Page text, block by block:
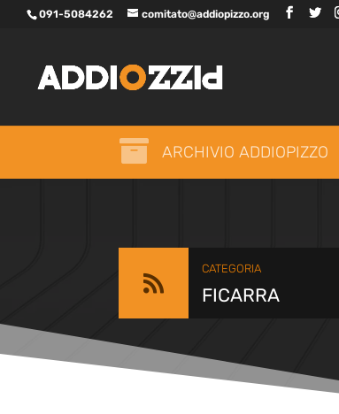
091-5084262 comitato@addiopizzo.org
 ARCHIVIO ADDIOPIZZO

CATEGORIA
FICARRA